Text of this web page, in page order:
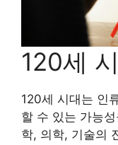
120세
120세 시대는 인
할 수 있는 가능
학, 의학, 기술의